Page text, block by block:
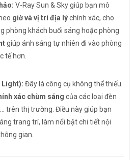
V-Ray Sun & Sky giúp bạn mô
giờ và vị trí địa lýchính xác, cho
phòng khách buổi sáng hoặc phòng
giúp ánh sáng tự nhiên đi vào phòng
tế hơn.
Light): Đây là công cụ không thể thiếu.
xác chùm sáng của các loại đèn
trên thị trường. Điều này giúp bạn
trang trí, làm nổi bật chi tiết nội
gian.